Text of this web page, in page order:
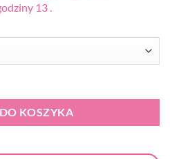
13 .
KOSZYKA